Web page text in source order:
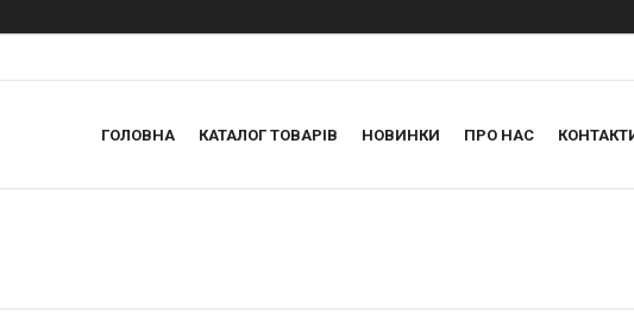
ГОЛОВНА КАТАЛОГ ТОВАРІВ НОВИНКИ ПРО НАС